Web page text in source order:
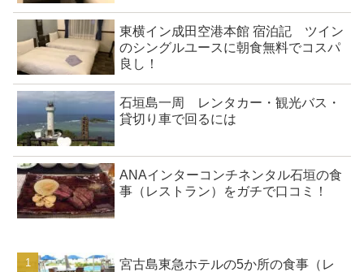
東横イン成田空港本館 宿泊記 ツイン
のシングルユースに朝食無料でコスパ
良し！
石垣島一周 レンタカー・観光バス・
貸切り車で回るには
ANAインターコンチネンタル石垣の食
事（レストラン）をガチで口コミ！
宮古島東急ホテルの5か所の食事（レ